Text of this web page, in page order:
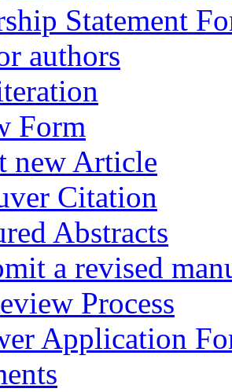
Statement
authors
Form
new Article
Citation
Abstracts
a revised
Process
Application